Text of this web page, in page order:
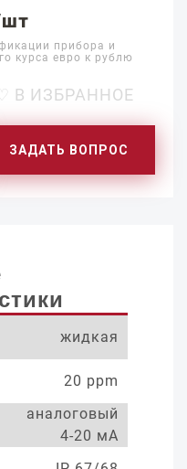
шт
прибора и
курса евро к рублю
♡ В ИЗБРАННОЕ
ЗАДАТЬ ВОПРОС
жидкая
20 ppm
аналоговый
4-20 мА